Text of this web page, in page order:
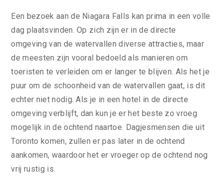
Een bezoek aan de Niagara Falls kan prima in een volle
dag plaatsvinden. Op zich zijn er in de directe
omgeving van de watervallen diverse attracties, maar
de meesten zijn vooral bedoeld als manieren om
toeristen te verleiden om er langer te blijven. Als het je
puur om de schoonheid van de watervallen gaat, is dit
echter niet nodig. Als je in een hotel in de directe
omgeving verblijft, dan kun je er het beste zo vroeg
mogelijk in de ochtend naartoe. Dagjesmensen die uit
Toronto komen, zullen er pas later in de ochtend
aankomen, waardoor het er vroeger op de ochtend nog
vrij rustig is.